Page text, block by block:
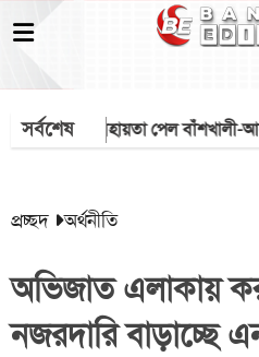
সর্বশেষ
মিশনের সহায়তা পেল বাঁশখালী-
প্রচ্ছদ অর্থনীতি
অভিজাত এলাকায়
নজরদারি বাড়াচ্ছে